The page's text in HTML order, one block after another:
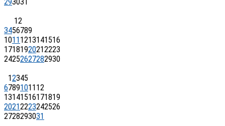
12
3456789
10111213141516
17181920212223
24252627282930
12345
6789101112
13141516171819
20212223242526
2728293031